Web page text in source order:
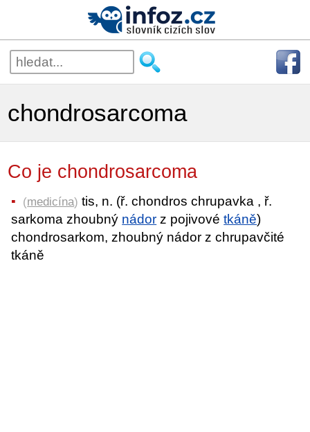
chondrosarcoma
Co je chondrosarcoma
(medicína) tis, n. (ř. chondros chrupavka , ř.
sarkoma zhoubný nádor z pojivovétkáně)
chondrosarkom, zhoubný nádor z chrupavčité
tkáně